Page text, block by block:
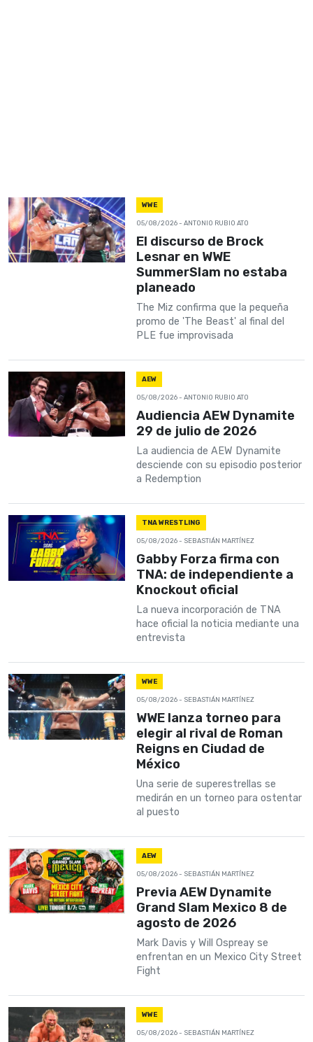
WWE
05/08/2026- ANTONIO RUBIO ATO
El discurso de Brock
Lesnar en WWE
SummerSlam no estaba
planeado
The Miz confirma que la pequeña
promo de 'The Beast' al final del
PLE fue improvisada
AEW
05/08/2026- ANTONIO RUBIO ATO
Audiencia AEW Dynamite
29 de julio de 2026
La audiencia de AEW Dynamite
desciende con su episodio posterior
a Redemption
TNA WRESTLING
05/08/2026- SEBASTIÁN MARTÍNEZ
Gabby Forza firma con
TNA: de independiente a
Knockout oficial
La nueva incorporación de TNA
hace oficial la noticia mediante una
entrevista
WWE
05/08/2026- SEBASTIÁN MARTÍNEZ
WWE lanza torneo para
elegir al rival de Roman
Reigns en Ciudad de
México
Una serie de superestrellas se
medirán en un torneo para ostentar
al puesto
AEW
05/08/2026- SEBASTIÁN MARTÍNEZ
Previa AEW Dynamite
Grand Slam Mexico 8 de
agosto de 2026
Mark Davis y Will Ospreay se
enfrentan en un Mexico City Street
Fight
WWE
05/08/2026- SEBASTIÁN MARTÍNEZ